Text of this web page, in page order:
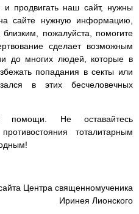
и продвигать наш сайт, нужны
сайте нужную информацию,
пожалуйста, помогите
сделает возможным
до многих людей, которые в
попадания в секты или
в этих бесчеловечных
Не оставайтесь
тоталитарным
Центра священномученика
Иринея Лионского